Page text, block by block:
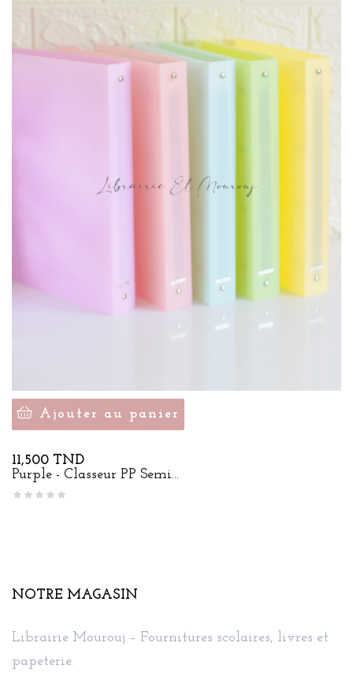
Ajouter au panier
Prix
11,500 TND
Purple - Classeur PP Semi...
NOTRE MAGASIN
Librairie Mourouj – Fournitures scolaires, livres et
papeterie.